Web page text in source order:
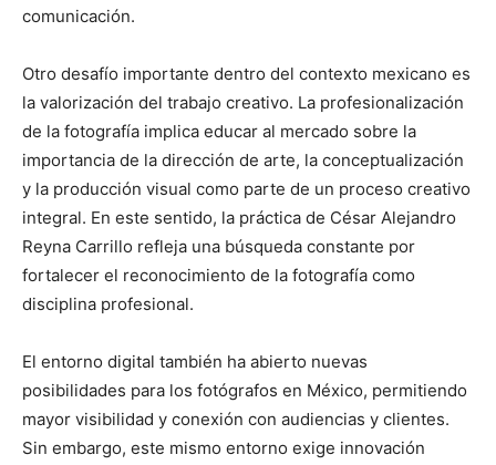
comunicación.
Otro desafío importante dentro del contexto mexicano es
la valorización del trabajo creativo. La profesionalización
de la fotografía implica educar al mercado sobre la
importancia de la dirección de arte, la conceptualización
y la producción visual como parte de un proceso creativo
integral. En este sentido, la práctica de César Alejandro
Reyna Carrillo refleja una búsqueda constante por
fortalecer el reconocimiento de la fotografía como
disciplina profesional.
El entorno digital también ha abierto nuevas
posibilidades para los fotógrafos en México, permitiendo
mayor visibilidad y conexión con audiencias y clientes.
Sin embargo, este mismo entorno exige innovación